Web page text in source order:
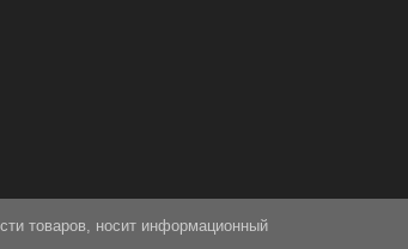
товаров, носит информационный